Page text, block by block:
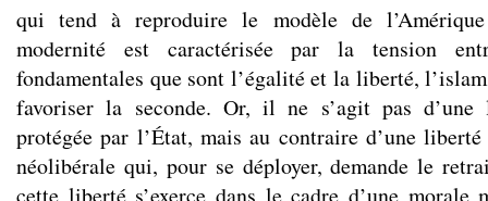
qui tend à reproduire le modèle de
modernité est caractérisée par la tension
fondamentales que sont l’égalité et la liberté,
favoriser la seconde. Or, il ne s’agit pas d’une
protégée par l’État, mais au contraire d’une
néolibérale qui, pour se déployer, demande le